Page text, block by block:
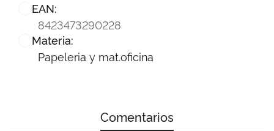
EAN:
8423473290228
Materia:
Papeleria y mat.oficina
Comentarios